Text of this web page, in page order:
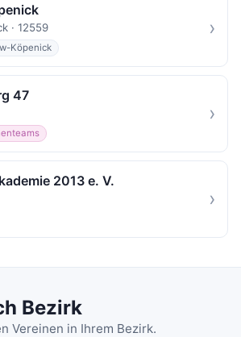
· 12559
Köpenick
›
47
›
2013 e. V.
›
Bezirk
Vereinen in Ihrem Bezirk.